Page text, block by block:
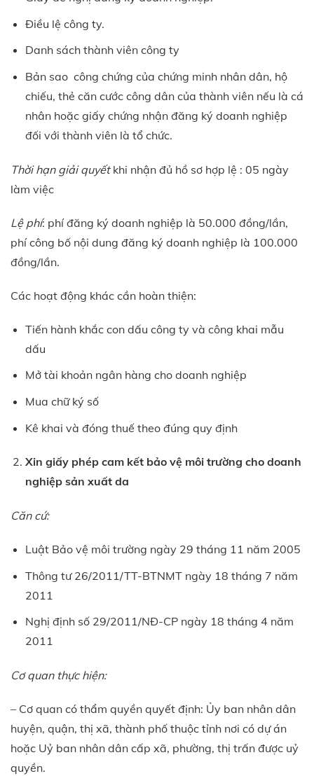
Điều lệ công ty.
Danh sách thành viên công ty
Bản sao công chứng của chứng minh nhân dân, hộ
chiếu, thẻ căn cước công dân của thành viên nếu là cá
nhân hoặc giấy chứng nhận đăng ký doanh nghiệp
đối với thành viên là tổ chức.
Thời hạn giải quyếtkhi nhận đủ hồ sơ hợp lệ : 05 ngày
làm việc
Lệ phí: phí đăng ký doanh nghiệp là 50.000 đồng/lần,
phí công bố nội dung đăng ký doanh nghiệp là 100.000
đồng/lần.
Các hoạt động khác cần hoàn thiện:
Tiến hành khắc con dấu công ty và công khai mẫu
dấu
Mở tài khoản ngân hàng cho doanh nghiệp
Mua chữ ký số
Kê khai và đóng thuế theo đúng quy định
Xin giấy phép cam kết bảo vệ môi trường cho doanh
nghiệp sản xuất da
Căn cứ:
Luật Bảo vệ môi trường ngày 29 tháng 11 năm 2005
Thông tư 26/2011/TT-BTNMT ngày 18 tháng 7 năm
2011
Nghị định số 29/2011/NĐ-CP ngày 18 tháng 4 năm
2011
Cơ quan thực hiện:
– Cơ quan có thẩm quyền quyết định: Ủy ban nhân dân
huyện, quận, thị xã, thành phố thuộc tỉnh nơi có dự án
hoặc Uỷ ban nhân dân cấp xã, phường, thị trấn được uỷ
quyền.